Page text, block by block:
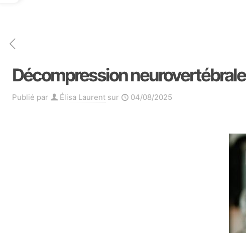
Décompression
Publié par Élisa Laurent sur 04/08/2025